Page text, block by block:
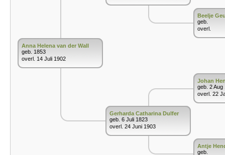
Anna Helena van der Wall
geb. 1853
overl. 14 Juli 1902
Gerharda Catharina Dulfer
geb. 6 Juli 1823
overl. 24 Juni 1903
Beelje
geb.
overl.
Johan
geb. 2 Aug
overl. 22
Antje
geb.